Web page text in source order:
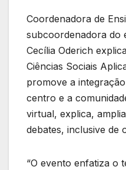
Coordenadora de
subcoordenadora do
Cecília Oderich
Ciências Sociais
promove a
centro e a
virtual, explica,
debates, inclusive de
“O evento enfatiza o